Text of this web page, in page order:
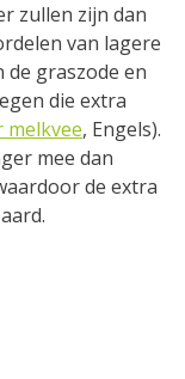
zullen zijn dan
van lagere
graszode en
die extra
, Engels).
mee dan
de extra